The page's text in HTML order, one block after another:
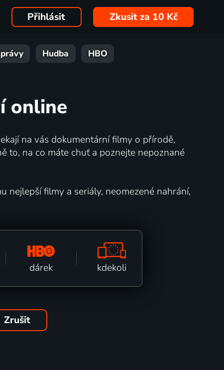
Přihlásit Zkusit za 10 Kč
Hudba HBO
online
na vás dokumentární filmy o přírodě,
to, na co máte chuť a poznejte nepoznané
nejlepší filmy a seriály, neomezené nahrání,
dárek kdekoli
Zrušit